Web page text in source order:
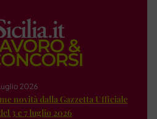
2026
novità dalla Gazzetta Ufficiale
3 e 7 luglio 2026